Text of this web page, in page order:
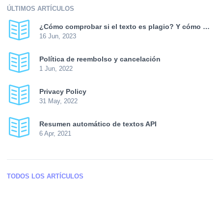
ÚLTIMOS ARTÍCULOS
¿Cómo comprobar si el texto es plagio? Y cómo aumentar la singularidad?
16 Jun, 2023
Política de reembolso y cancelación
1 Jun, 2022
Privacy Policy
31 May, 2022
Resumen automático de textos API
6 Apr, 2021
TODOS LOS ARTÍCULOS